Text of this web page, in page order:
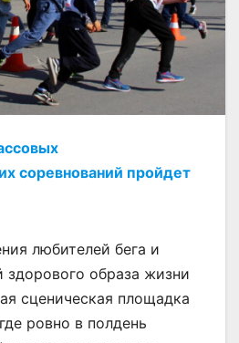
соревнований пройдет
любителей бега и
здорового образа жизни
сценическая площадка
ровно в полдень